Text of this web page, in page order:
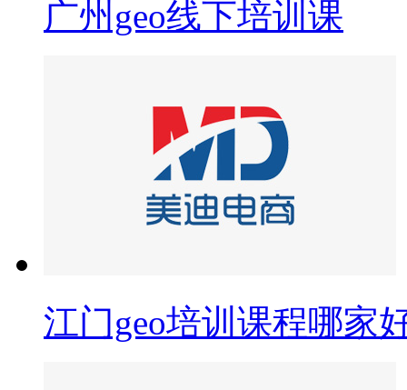
广州geo线下培训课
江门geo培训课程哪家